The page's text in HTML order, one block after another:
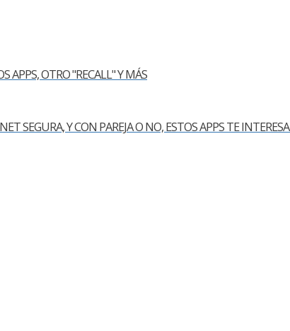
APPS, OTRO "RECALL" Y MÁS
SEGURA, Y CON PAREJA O NO, ESTOS APPS TE